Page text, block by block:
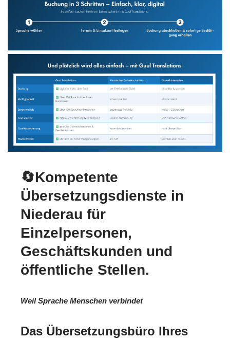
🔄Kompetente
Übersetzungsdienste in
Niederau für
Einzelpersonen,
Geschäftskunden und
öffentliche Stellen.
Weil Sprache Menschen verbindet
Das Übersetzungsbüro Ihres